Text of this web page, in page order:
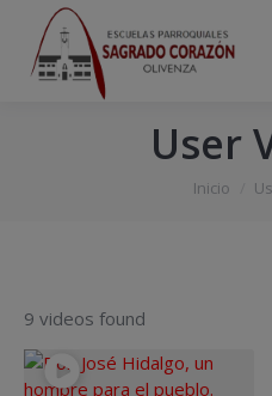
User
Estás aquí:
Inicio
9 videos found